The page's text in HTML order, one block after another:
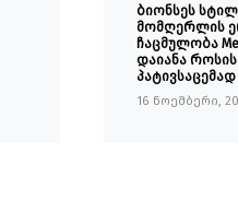
ბიონსეს
მომღერლის
ჩაცმულობა
დაიანა როსის
პატივსაცემად
16 ნოემბერი,